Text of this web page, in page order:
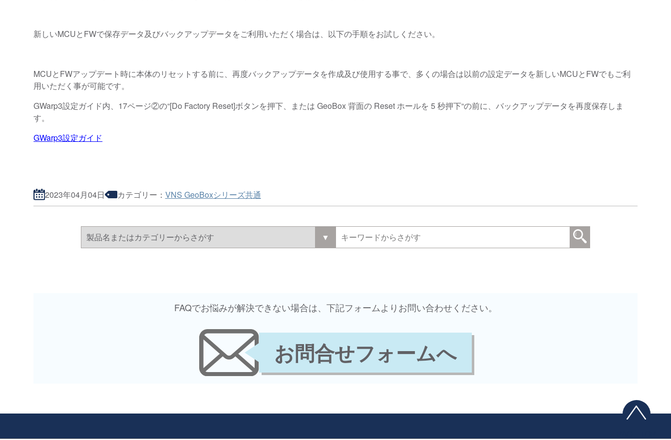
新しいMCUとFWで保存データ及びバックアップデータをご利用いただく場合は、以下の手順をお試しください。
MCUとFWアップデート時に本体のリセットする前に、再度バックアップデータを作成及び使用する事で、多くの場合は以前の設定データを新しいMCUとFWでもご利
用いただく事が可能です。
GWarp3設定ガイド内、17ページ②の“[Do Factory Reset]ボタンを押下、または GeoBox 背面の Reset ホールを 5 秒押下“の前に、バックアップデータを再度保存しま
す。
GWarp3設定ガイド
2023年04月04日 カテゴリー： VNS GeoBoxシリーズ共通
FAQでお悩みが解決できない場合は、下記フォームよりお問い合わせください。
お問合せフォームへ